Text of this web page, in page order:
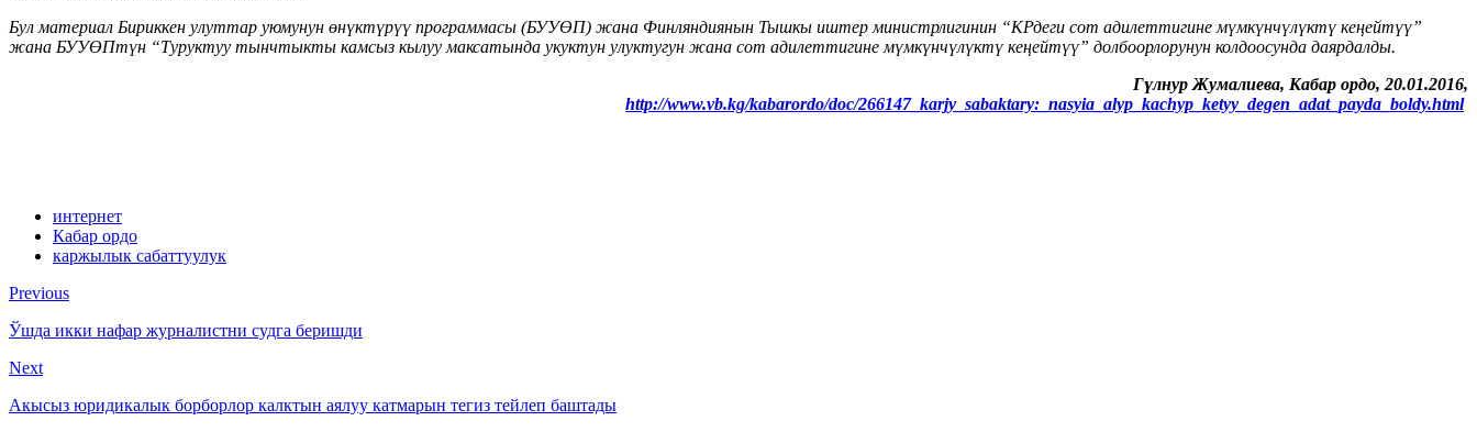
Бул материал Бириккен улуттар уюмунун өнүктүрүү программасы (БУУӨП) жана Финляндиянын Тышкы иштер министрлигинин “КРдеги сот адилеттигине мүмкүнчүлүктү кеңейтүү”
жана БУУӨПтүн “Туруктуу тынчтыкты камсыз кылуу максатында укуктун улуктугун жана сот адилеттигине мүмкүнчүлүктү кеңейтүү” долбоорлорунун колдоосунда даярдалды.
Гүлнур Жумалиева, Кабар ордо, 20.01.2016,
http://www.vb.kg/kabarordo/doc/266147_karjy_sabaktary:_nasyia_alyp_kachyp_ketyy_degen_adat_payda_boldy.html
интернет
Кабар ордо
каржылык сабаттуулук
Previous
Ўшда икки нафар журналистни судга беришди
Next
Акысыз юридикалык борборлор калктын аялуу катмарын тегиз тейлеп баштады